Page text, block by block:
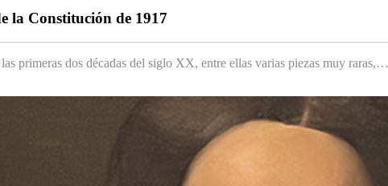
la Constitución de 1917
primeras dos décadas del siglo XX, entre ellas varias piezas muy raras,…